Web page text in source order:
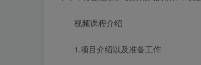
视频课程介绍
1.项目介绍以及准备工作